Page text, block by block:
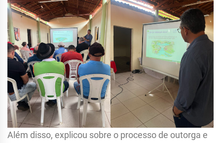
Além disso, explicou sobre o processo de outorga e